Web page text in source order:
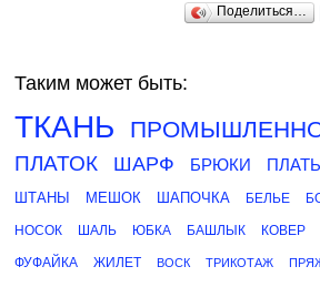
Поделиться…
Таким может быть:
ТКАНЬ
ПЛАТОК ШАРФ БРЮКИ
ШТАНЫ МЕШОК ШАПОЧКА БЕЛЬЕ
НОСОК ШАЛЬ ЮБКА БАШЛЫК КОВЕР
ФУФАЙКА ЖИЛЕТ ВОСК ТРИКОТАЖ